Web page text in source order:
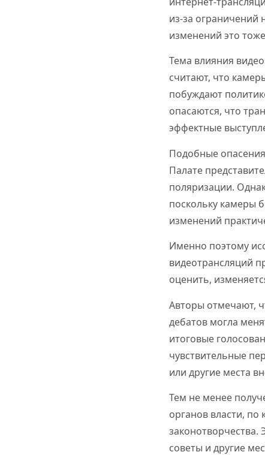
из-за ограничений
изменений это
Тема влияния
считают, что
побуждают
опасаются, что
эффектные
Подобные
Палате
поляризации.
поскольку камеры
изменений
Именно поэтому
видеотрансляций
оценить,
Авторы отмечают,
дебатов могла
итоговые
чувствительные
или другие места
Тем не менее
органов власти,
законотворчества.
советы и другие